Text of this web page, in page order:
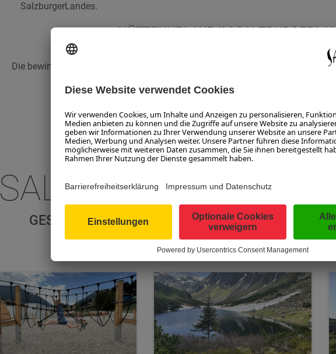
SalzburgerLandes.
HÜTTENURLAUB IM
Die bewirtschafteten SalzburgerLand
SALZBURGERLAND
GESCHICHTEN UND INTERESSANTES AUS DEM